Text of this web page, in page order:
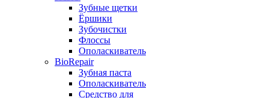
Зубные щетки
Ёршики
Зубочистки
Флоссы
Ополаскиватель
BioRepair
Зубная паста
Ополаскиватель
Средство для